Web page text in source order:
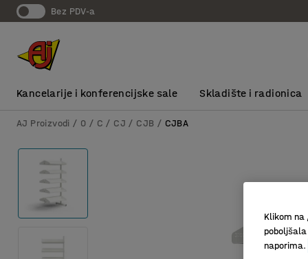
bez PDV-a
Kancelarije i konferencijske sale Skladište i radionica
AJ Proizvodi 0 C CJ CJB CJBA
Klikom na
naporima.